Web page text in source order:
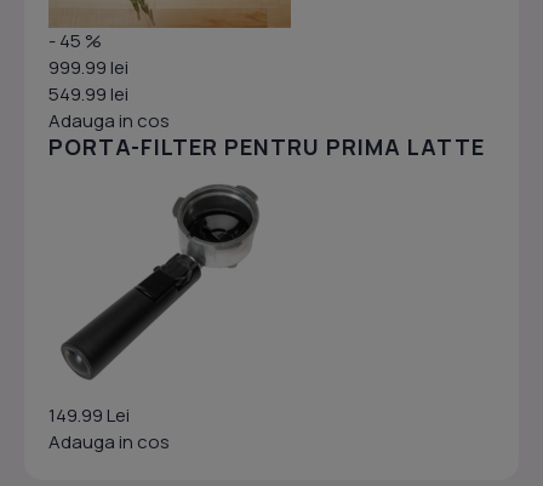
- 45 %
999.99 lei
549.99 lei
Adauga in cos
PORTA-FILTER PENTRU PRIMA LATTE
149.99 Lei
Adauga in cos